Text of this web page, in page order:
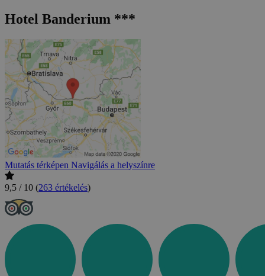
Hotel Banderium ***
Mutatás térképen Navigálás a helyszínre
9,5 / 10 (263 értékelés)